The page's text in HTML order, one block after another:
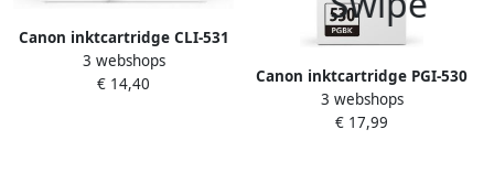
Canon inktcartridge CLI-531
515 pagina&apos;s OEM
6118C001 zwart
3 webshops
€ 14,40
Canon inktcartridge PGI-530
PGBK 400 pagina&apos;s
OEM 6117C001 zwart
3 webshops
€ 17,99